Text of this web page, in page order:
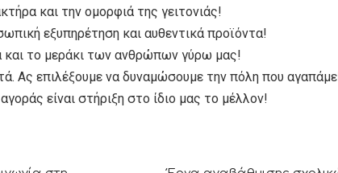
και την ομορφιά της γειτονιάς!
εξυπηρέτηση και αυθεντικά προϊόντα!
και το μεράκι των ανθρώπων γύρω μας!
Ας επιλέξουμε να δυναμώσουμε την πόλη που
είναι στήριξη στο ίδιο μας το μέλλον!